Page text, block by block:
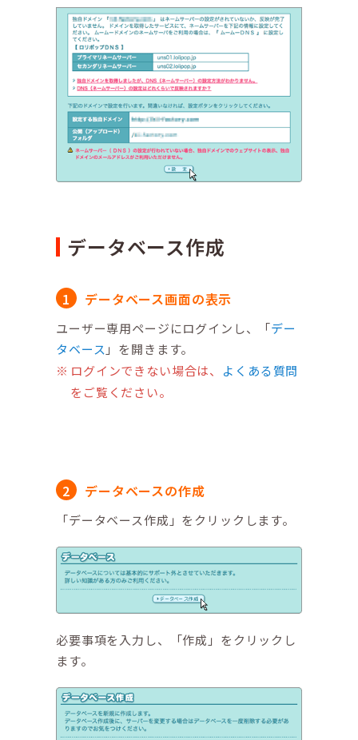
データベース作成
データベース画面の表示
ユーザー専用ページにログインし、「デー
タベース 」を開きます。
ログインできない場合は、 よくある質問
をご覧ください。
データベースの作成
「データベース作成」をクリックします。
必要事項を入力し、「作成」をクリックし
ます。